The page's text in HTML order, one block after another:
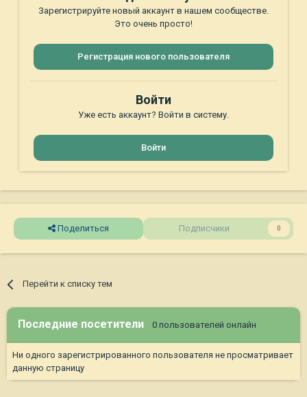
Зарегистрируйте новый аккаунт в нашем сообществе.
Это очень просто!
Регистрация нового пользователя
Войти
Уже есть аккаунт? Войти в систему.
Войти
Поделиться Подписчики 0
Перейти к списку тем
Последние посетители 0 пользователей онлайн
Ни одного зарегистрированного пользователя не просматривает
данную страницу